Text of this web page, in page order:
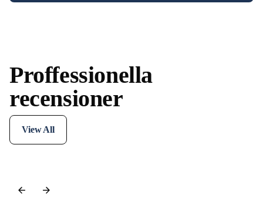
Proffessionella
recensioner
View All